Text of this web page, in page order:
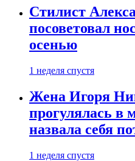
Стилист
посоветовал
осенью
1 неделя спустя
Жена Игоря
прогулялась в
назвала себя
1 неделя спустя